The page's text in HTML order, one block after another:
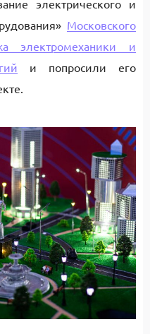
электрического и
Московского
электромеханики и
и попросили его